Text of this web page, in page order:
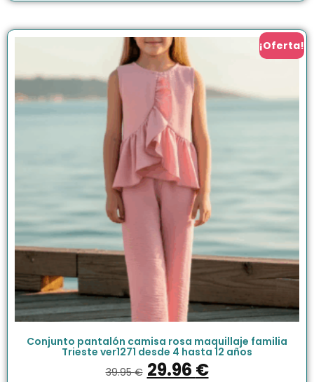
¡Oferta!
Conjunto pantalón camisa rosa maquillaje familia
Trieste ver1271 desde 4 hasta 12 años
39.95€ 29.96 €